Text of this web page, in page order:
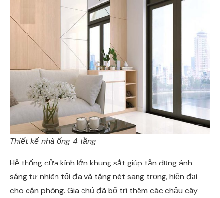
Thiết kế nhà ống 4 tầng
Hệ thống cửa kính lớn khung sắt giúp tận dụng ánh
sáng tự nhiên tối đa và tăng nét sang trọng, hiện đại
cho căn phòng. Gia chủ đã bố trí thêm các chậu cây